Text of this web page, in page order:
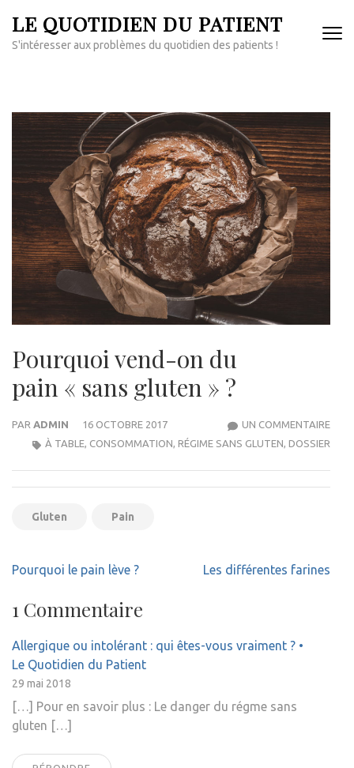
au
contenu
LE QUOTIDIEN DU PATIENT
S'intéresser aux problèmes du quotidien des patients !
Pourquoi vend-on du
pain « sans gluten » ?
PAR ADMIN 16 OCTOBRE 2017 UN COMMENTAIRESUR
À TABLE, CONSOMMATION, RÉGIME SANS GLUTEN, DOSSIER
Gluten Pain
Navigation
l’article
Pourquoi le pain lève ? Les différentes farines
1 Commentaire
Allergique ou intolérant : qui êtes-vous vraiment ? •
Le Quotidien du Patient
29 mai 2018
[…] Pour en savoir plus : Le danger du régme sans
gluten […]